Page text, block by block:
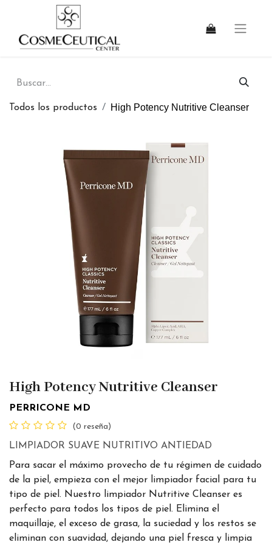
Todos los productos High Potency Nutritive Cleanser
High Potency Nutritive Cleanser
PERRICONE MD
(0 reseña)
LIMPIADOR SUAVE NUTRITIVO ANTIEDAD
Para sacar el máximo provecho de tu régimen de cuidado
de la piel, empieza con el mejor limpiador facial para tu
tipo de piel. Nuestro limpiador Nutritive Cleanser es
perfecto para todos los tipos de piel. Elimina el
maquillaje, el exceso de grasa, la suciedad y los restos se
eliminan con suavidad, dejando una piel fresca y limpia